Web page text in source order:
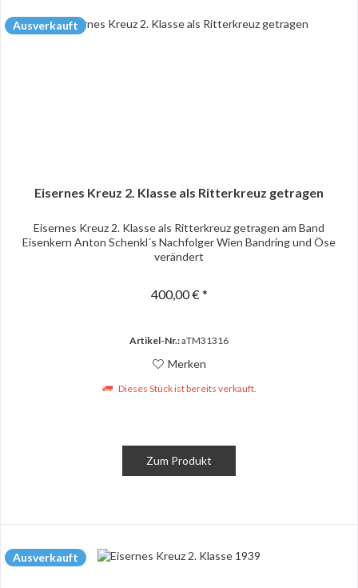
Ausverkauft
Eisernes Kreuz 2. Klasse als Ritterkreuz getragen
Eisernes Kreuz 2. Klasse als Ritterkreuz getragen am Band
Eisenkern Anton Schenkl´s Nachfolger Wien Bandring und Öse
verändert
400,00 € *
Artikel-Nr.:aTM31316
Merken
Dieses Stück ist bereits verkauft.
Zum Produkt
Ausverkauft